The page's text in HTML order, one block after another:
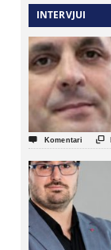
INTERVJUI
 Komentari 